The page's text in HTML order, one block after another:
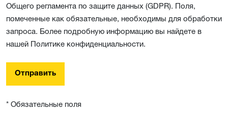
Общего регламента по защите данных (GDPR). Поля,
помеченные как обязательные, необходимы для обработки
запроса. Более подробную информацию вы найдете в
нашей Политике конфиденциальности.
Отправить
* Обязательные поля